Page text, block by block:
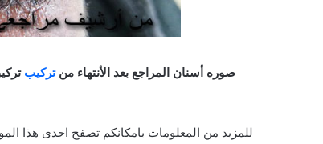
صوره أسنان المراجع بعد الأنتهاء منتركيب
للمزيد من المعلومات بامكانكم تصفح احدى هذا